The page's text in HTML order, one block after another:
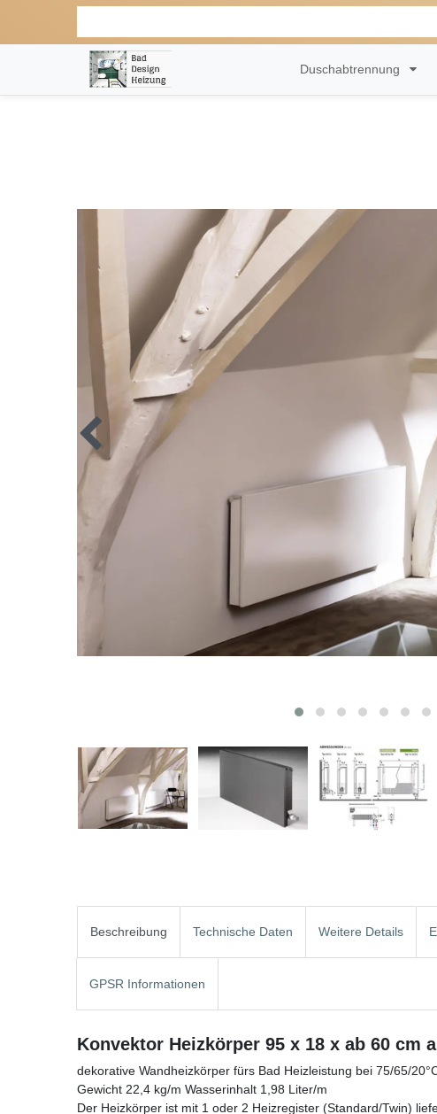
Duschabtrennung
Beschreibung Technische Daten Weitere Details
GPSR Informationen
Konvektor Heizkörper 95 x 18 x ab 60 cm
dekorative Wandheizkörper fürs Bad Heizleistung bei 75/65/
Gewicht 22,4 kg/m Wasserinhalt 1,98 Liter/m
Der Heizkörper ist mit 1 oder 2 Heizregister (Standard/Twin)